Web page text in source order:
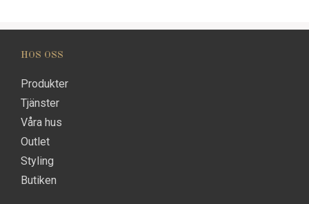
HOS OSS
Produkter
Tjänster
Våra hus
Outlet
Styling
Butiken